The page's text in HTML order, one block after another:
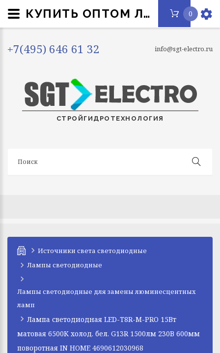
+7(495) 646 61 32 info@sgt-electro.ru
СТРОЙГИДРОТЕХНОЛОГИЯ
0
Источники света светодиодные
Лампы светодиодные
Лампы светодиодные для замены люминесцентных
ламп
Лампа светодиодная LED-T8R-М-PRO 15Вт
матовая 6500К холод. бел. G13R 1500лм 230В 600мм
поворотная IN HOME 4690612030968
КУПИТЬ ОПТОМ ЛАМПА СВЕТОДИОДНАЯ LED-T8R-М-PRO 15ВТ МАТОВАЯ 6500К ХОЛОД. БЕЛ. G13R 1500ЛМ 230В 600ММ ПОВОРОТНАЯ IN HOME 4690612030968 ПО НИЗКОЙ ЦЕНЕ . КАТАЛОГ ТОВАРОВ, ЦЕНЫ, ХАРАКТЕРИСТИКИ - SGT-ELECTRO.RU